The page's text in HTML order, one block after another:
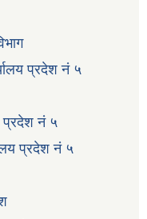
प्रदेश नं ५
प्रदेश नं ५
प्रदेश नं ५